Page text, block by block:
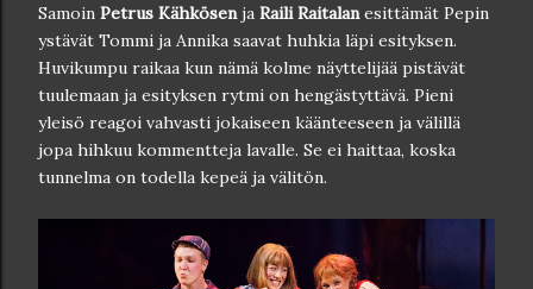
Samoin Petrus Kähkösenja Raili Raitalanesittämät Pepin
ystävät Tommi ja Annika saavat huhkia läpi esityksen.
Huvikumpu raikaa kun nämä kolme näyttelijää pistävät
tuulemaan ja esityksen rytmi on hengästyttävä. Pieni
yleisö reagoi vahvasti jokaiseen käänteeseen ja välillä
jopa hihkuu kommentteja lavalle. Se ei haittaa, koska
tunnelma on todella kepeä ja välitön.